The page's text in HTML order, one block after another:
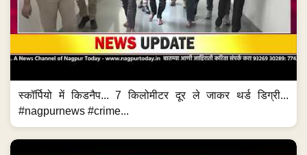
स्कॉर्पियो में किडनैप... 7 किलोमीटर दूर ले जाकर थर्ड डिग्री...
#nagpurnews #crime...